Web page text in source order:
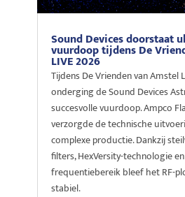
Sound Devices doorstaat
vuurdoop tijdens De
LIVE 2026
Tijdens De Vrienden van Amstel
onderging de Sound Devices
succesvolle vuurdoop. Ampco
verzorgde de technische
complexe productie. Dankzij
filters, HexVersity-technologie
frequentiebereik bleef het RF-
stabiel.